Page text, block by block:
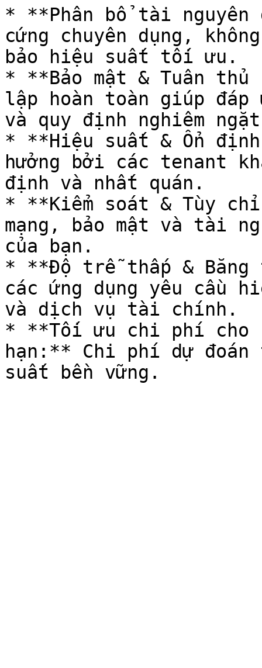
* **Phân bổ tài nguyên
cứng chuyên dụng,
bảo hiệu suất tối ưu.
* **Bảo mật & Tuân
lập hoàn toàn giúp đáp
và quy định nghiêm
* **Hiệu suất & Ổn
hưởng bởi các tenant
định và nhất quán.
* **Kiểm soát & Tùy
mạng, bảo mật và tài
của bạn.
* **Độ trễ thấp & Băng
các ứng dụng yêu cầu
và dịch vụ tài chính.
* **Tối ưu chi phí cho
hạn:** Chi phí dự